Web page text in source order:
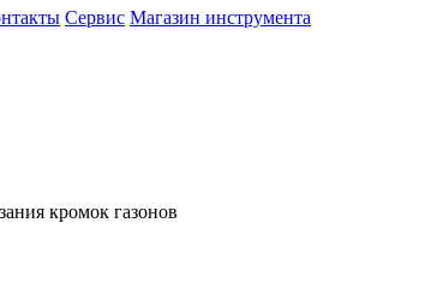
Сервис Магазин инструмента
кромок газонов